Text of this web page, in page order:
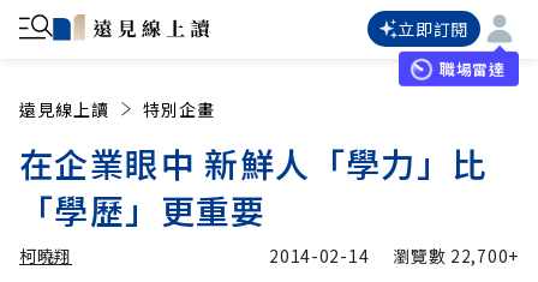
立即訂閱
職場雷達
遠見線上讀 特別企畫
在企業眼中 新鮮人「學力」比
「學歷」更重要
柯曉翔 2014-02-14 瀏覽數 22,700+